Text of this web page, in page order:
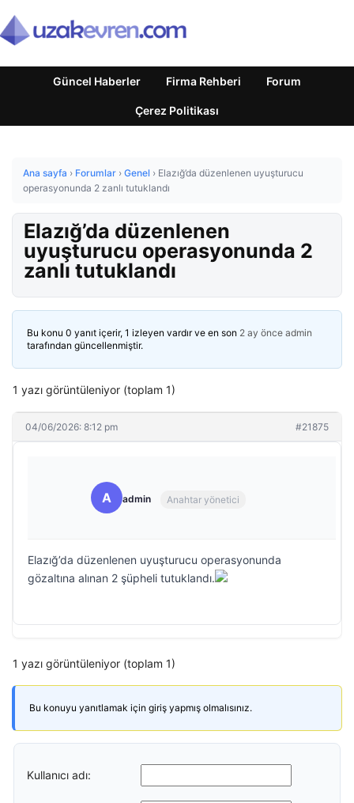
Güncel Haberler Firma Rehberi Forum
Çerez Politikası
Ana sayfa › Forumlar › Genel › Elazığ’da düzenlenen uyuşturucu
operasyonunda 2 zanlı tutuklandı
Elazığ’da düzenlenen
uyuşturucu operasyonunda 2
zanlı tutuklandı
Bu konu 0 yanıt içerir, 1 izleyen vardır ve en son 2 ay önce admin
tarafından güncellenmiştir.
1 yazı görüntüleniyor (toplam 1)
04/06/2026: 8:12 pm #21875
A admin Anahtar yönetici
Elazığ’da düzenlenen uyuşturucu operasyonunda
gözaltına alınan 2 şüpheli tutuklandı.
1 yazı görüntüleniyor (toplam 1)
Bu konuyu yanıtlamak için giriş yapmış olmalısınız.
Kullanıcı adı: